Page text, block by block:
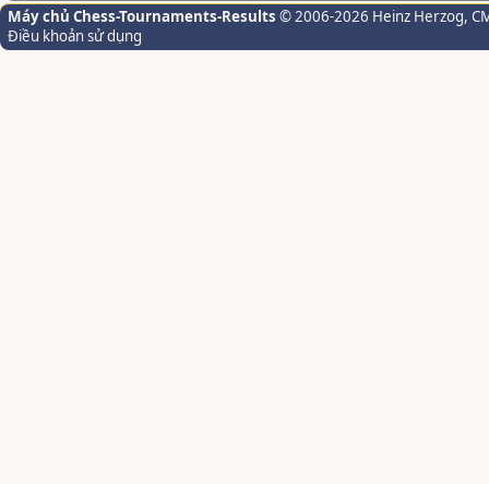
Máy chủ Chess-Tournaments-Results © 2006-2026 Heinz Herzog,
Điều khoản sử dụng